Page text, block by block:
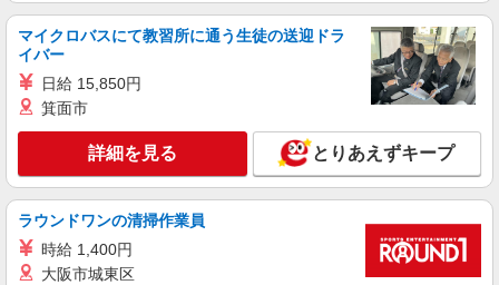
※当社規定あり
東京都港区／最寄駅：新橋駅
キープ 詳細を見る
パーソルエクセルHRパートナーズ株式会社
保険の契約に関するテレコミュニケーターのオ
東京都港区／最寄駅：六本木一丁目駅、神谷町
マイクロバスにて教習所に通う生徒の送迎ドラ
イバー
日給 15,850円
箕面市
詳細を見る とりあえずキープ
ラウンドワンの清掃作業員
時給 1,400円
大阪市城東区